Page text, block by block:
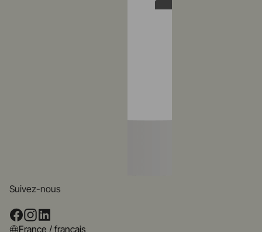
Suivez-nous
France / français